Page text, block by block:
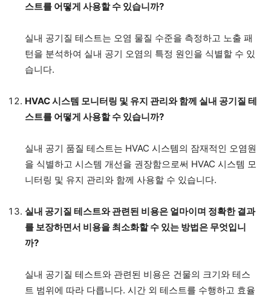
스트를 어떻게 사용할 수 있습니까?
실내 공기질 테스트는 오염 물질 수준을 측정하고 노출 패
턴을 분석하여 실내 공기 오염의 특정 원인을 식별할 수 있
습니다.
HVAC 시스템 모니터링 및 유지 관리와 함께 실내 공기질 테
스트를 어떻게 사용할 수 있습니까?
실내 공기 품질 테스트는 HVAC 시스템의 잠재적인 오염원
을 식별하고 시스템 개선을 권장함으로써 HVAC 시스템 모
니터링 및 유지 관리와 함께 사용할 수 있습니다.
실내 공기질 테스트와 관련된 비용은 얼마이며 정확한 결과
를 보장하면서 비용을 최소화할 수 있는 방법은 무엇입니
까?
실내 공기질 테스트와 관련된 비용은 건물의 크기와 테스
트 범위에 따라 다릅니다. 시간 외 테스트를 수행하고 효율